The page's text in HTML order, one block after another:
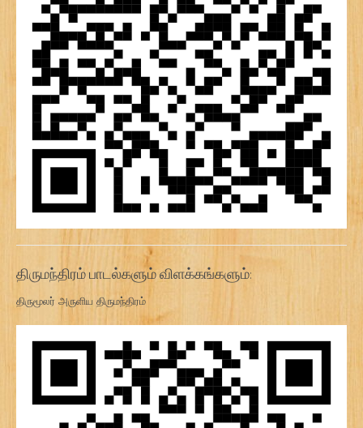
திருமந்திரம் பாடல்களும் விளக்கங்களும்:
திருமூலர் அருளிய திருமந்திரம்